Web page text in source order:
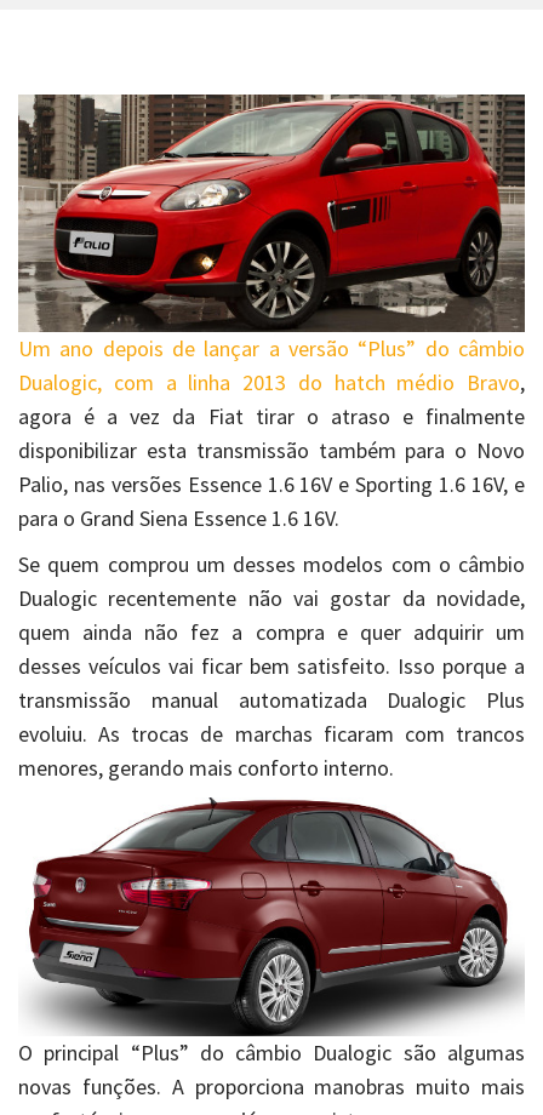
Um ano depois de lançar a versão “Plus” do câmbio
Dualogic, com a linha 2013 do hatch médio Bravo,
agora é a vez da Fiat tirar o atraso e finalmente
disponibilizar esta transmissão também para o Novo
Palio, nas versões Essence 1.6 16V e Sporting 1.6 16V, e
para o Grand Siena Essence 1.6 16V.
Se quem comprou um desses modelos com o câmbio
Dualogic recentemente não vai gostar da novidade,
quem ainda não fez a compra e quer adquirir um
desses veículos vai ficar bem satisfeito. Isso porque a
transmissão manual automatizada Dualogic Plus
evoluiu. As trocas de marchas ficaram com trancos
menores, gerando mais conforto interno.
O principal “Plus” do câmbio Dualogic são algumas
novas funções. A proporciona manobras muito mais